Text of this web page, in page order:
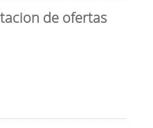
de ofertas